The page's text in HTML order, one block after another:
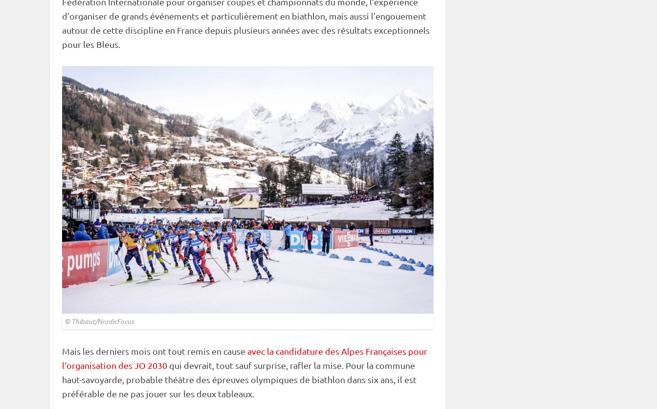
d’organiser de grands événements et particulièrement en biathlon, mais aussi l’engouement
autour de cette discipline en France depuis plusieurs années avec des résultats exceptionnels
pour les Bleus.
© Thibaut/NordicFocus
Mais les derniers mois ont tout remis en cause avec la candidature des Alpes Françaises pour
l’organisation des JO 2030 qui devrait, tout sauf surprise, rafler la mise. Pour la commune
haut-savoyarde, probable théâtre des épreuves olympiques de biathlon dans six ans, il est
préférable de ne pas jouer sur les deux tableaux.